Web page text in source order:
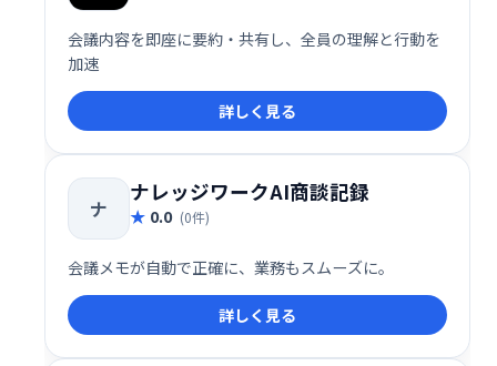
会議内容を即座に要約・共有し、全員の理解と行動を
加速
詳しく見る
ナ
ナレッジワークAI商談記録
0.0 (0件)
会議メモが自動で正確に、業務もスムーズに。
詳しく見る